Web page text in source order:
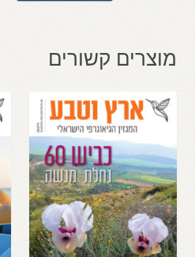
168
מוצרים קשורים